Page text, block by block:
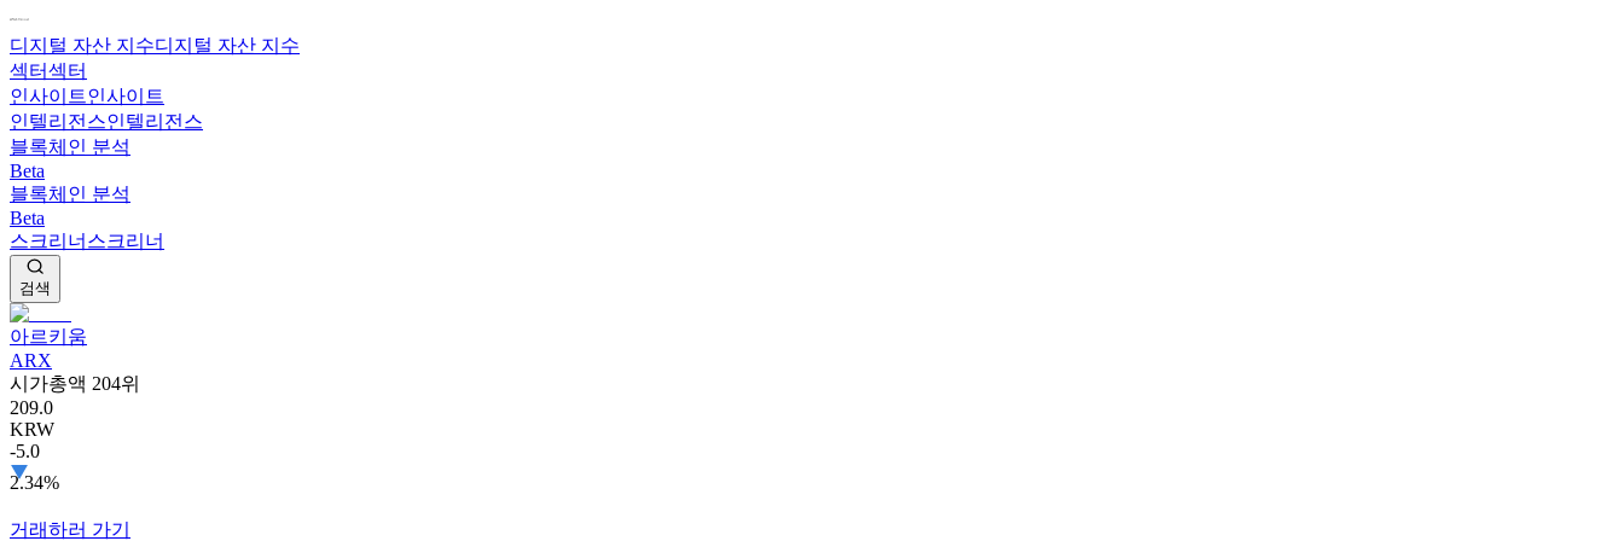
디지털 자산 지수디지털 자산 지수
섹터섹터
인사이트인사이트
인텔리전스인텔리전스
블록체인 분석
Beta
블록체인 분석
Beta
스크리너 스크리너
검색
아르키움
ARX
시가총액 204위
209.0
KRW
-5.0
2.34%
거래하러 가기